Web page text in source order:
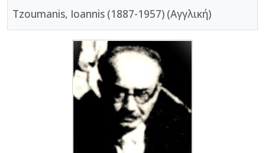
Tzoumanis, Ioannis (1887-1957) (Αγγλική)